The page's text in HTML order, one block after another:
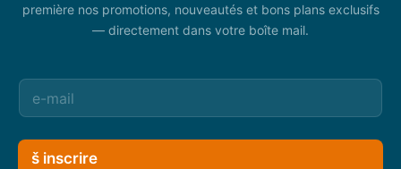
première nos promotions, nouveautés et bons plans exclusifs
— directement dans votre boîte mail.
š inscrire